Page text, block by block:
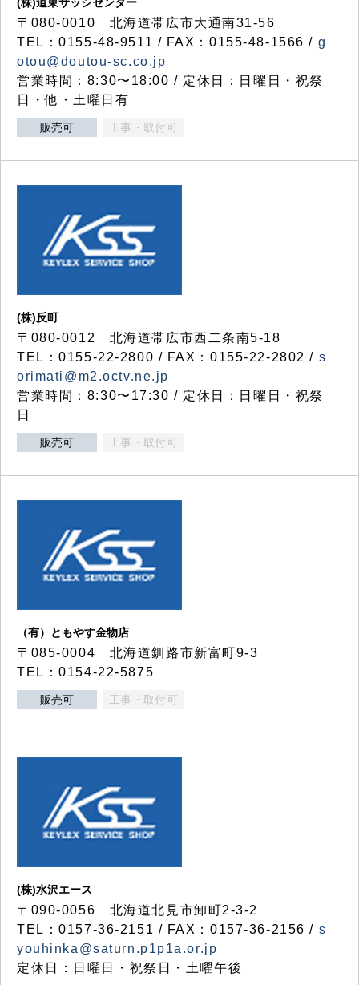
〒080-0010 北海道帯広市大通南31-56
TEL：0155-48-9511 / FAX：0155-48-1566 / g
otou@doutou-sc.co.jp
営業時間：8:30〜18:00 / 定休日：日曜日・祝祭
日・他・土曜日有
販売可 工事・取付可
(株)反町
〒080-0012 北海道帯広市西二条南5-18
TEL：0155-22-2800 / FAX：0155-22-2802 / s
orimati@m2.octv.ne.jp
営業時間：8:30〜17:30 / 定休日：日曜日・祝祭
日
販売可 工事・取付可
（有）ともやす金物店
〒085-0004 北海道釧路市新富町9-3
TEL：0154-22-5875
販売可 工事・取付可
(株)水沢エース
〒090-0056 北海道北見市卸町2-3-2
TEL：0157-36-2151 / FAX：0157-36-2156 / s
youhinka@saturn.p1p1a.or.jp
定休日：日曜日・祝祭日・土曜午後